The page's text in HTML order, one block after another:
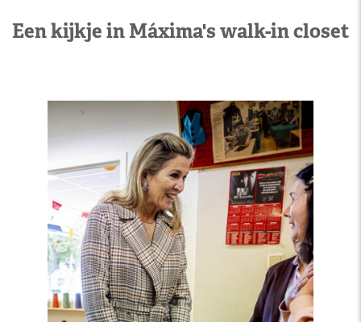
Een kijkje in Máxima's walk-in closet